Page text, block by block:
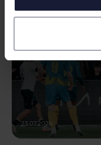
23.07.2026